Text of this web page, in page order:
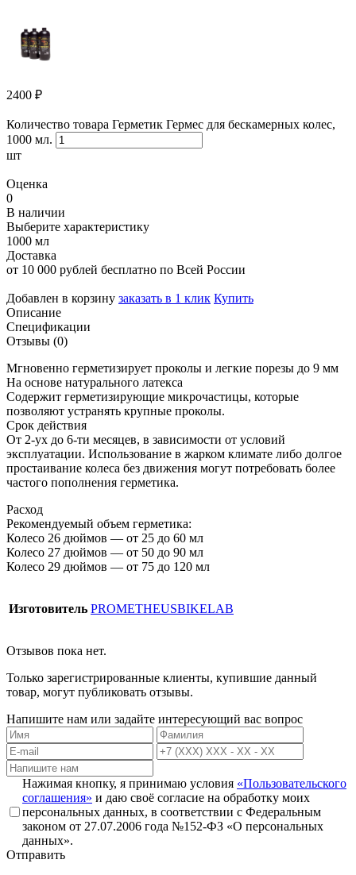
2400 ₽
Количество товара Герметик Гермес для бескамерных колес,
1000 мл.
шт
Оценка
0
В наличии
Выберите характеристику
1000 мл
Доставка
от 10 000 рублей бесплатно по Всей России
Добавлен в корзину заказать в 1 клик Купить
Описание
Спецификации
Отзывы (0)
Мгновенно герметизирует проколы и легкие порезы до 9 мм
На основе натурального латекса
Содержит герметизирующие микрочастицы, которые
позволяют устранять крупные проколы.
Срок действия
От 2-ух до 6-ти месяцев, в зависимости от условий
эксплуатации. Использование в жарком климате либо долгое
простаивание колеса без движения могут потребовать более
частого пополнения герметика.
Расход
Рекомендуемый объем герметика:
Колесо 26 дюймов — от 25 до 60 мл
Колесо 27 дюймов — от 50 до 90 мл
Колесо 29 дюймов — от 75 до 120 мл
Изготовитель PROMETHEUSBIKELAB
Отзывов пока нет.
Только зарегистрированные клиенты, купившие данный
товар, могут публиковать отзывы.
Напишите нам или задайте интересующий вас вопрос
Нажимая кнопку, я принимаю условия «Пользовательского
соглашения» и даю своё согласие на обработку моих
персональных данных, в соответствии с Федеральным
законом от 27.07.2006 года №152-ФЗ «О персональных
данных».
Отправить